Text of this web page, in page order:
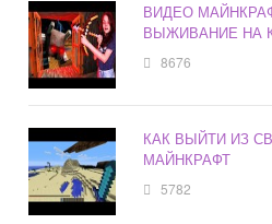
ВИДЕО
ВЫЖИВАНИЕ НА
8676
КАК ВЫЙТИ ИЗ
МАЙНКРАФТ
5782